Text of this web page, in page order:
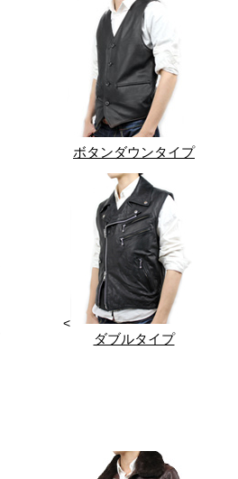
ボタンダウンタイプ
<
ダブルタイプ